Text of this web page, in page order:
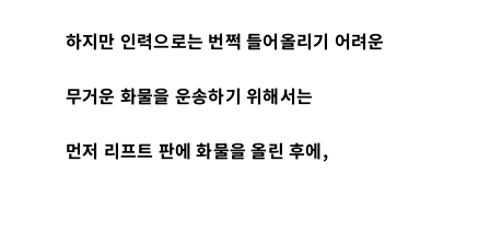
하지만 인력으로는 번쩍 들어올리기 어려운
무거운 화물을 운송하기 위해서는
먼저 리프트 판에 화물을 올린 후에,